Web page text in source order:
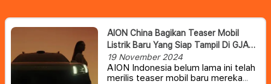
AION China Bagikan Teaser Mobil
Listrik Baru Yang Siap Tampil Di GJAW
2024
19 November 2024
AION Indonesia belum lama ini telah
merilis teaser mobil baru mereka